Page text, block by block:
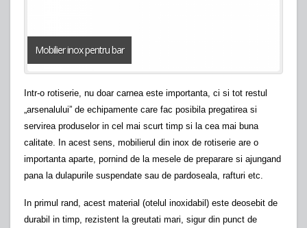
Mobilier inox pentru bar
Intr-o rotiserie, nu doar carnea este importanta, ci si tot restul
„arsenalului” de echipamente care fac posibila pregatirea si
servirea produselor in cel mai scurt timp si la cea mai buna
calitate. In acest sens, mobilierul din inox de rotiserie are o
importanta aparte, pornind de la mesele de preparare si ajungand
pana la dulapurile suspendate sau de pardoseala, rafturi etc.
In primul rand, acest material (otelul inoxidabil) este deosebit de
durabil in timp, rezistent la greutati mari, sigur din punct de